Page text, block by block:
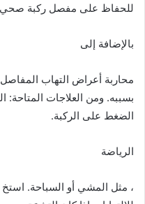
للحفاظ على مفصل ركبة صحي
بالإضافة إلى
محاربة أعراض التهاب
بسببه. ومن العلاجات
الضغط على الركبة.
الرياضة
، مثل المشي أو السباحة. استخ